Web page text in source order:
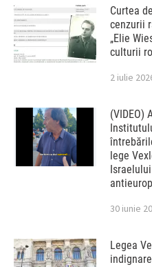
Curtea
cenzurii
„Elie
culturii
2 iulie
(VIDEO)
lege
30 iunie
Legea